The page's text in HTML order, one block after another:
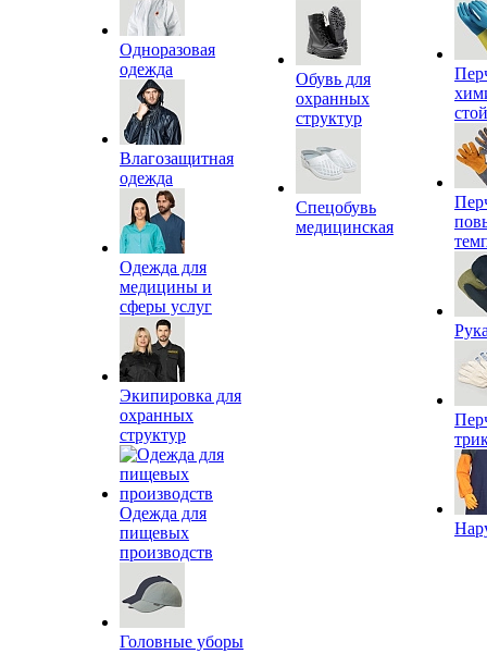
Одноразовая
одежда
Влагозащитная
одежда
Одежда для
медицины и
сферы услуг
Экипировка для
охранных
структур
Одежда для
пищевых
производств
Головные уборы
Обувь для
охранных
структур
Спецобувь
медицинская